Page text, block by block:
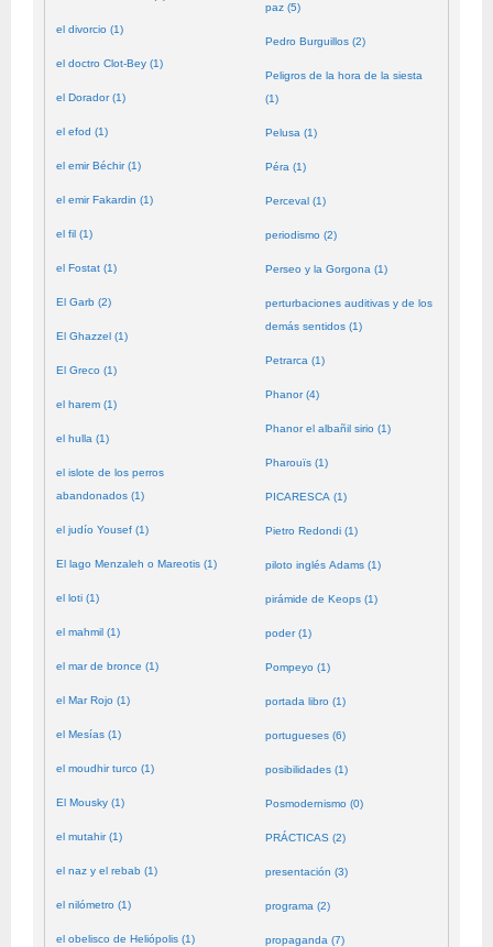
el divorcio (1)
el doctro Clot-Bey (1)
el Dorador (1)
el efod (1)
el emir Béchir (1)
el emir Fakardin (1)
el fil (1)
el Fostat (1)
El Garb (2)
El Ghazzel (1)
El Greco (1)
el harem (1)
el hulla (1)
el islote de los perros
abandonados (1)
el judío Yousef (1)
El lago Menzaleh o Mareotis (1)
el loti (1)
el mahmil (1)
el mar de bronce (1)
el Mar Rojo (1)
el Mesías (1)
el moudhir turco (1)
El Mousky (1)
el mutahir (1)
el naz y el rebab (1)
el nilómetro (1)
el obelisco de Heliópolis (1)
paz (5)
Pedro Burguillos (2)
Peligros de la hora de la siesta
(1)
Pelusa (1)
Péra (1)
Perceval (1)
periodismo (2)
Perseo y la Gorgona (1)
perturbaciones auditivas y de los
demás sentidos (1)
Petrarca (1)
Phanor (4)
Phanor el albañil sirio (1)
Pharouïs (1)
PICARESCA (1)
Pietro Redondi (1)
piloto inglés Adams (1)
pirámide de Keops (1)
poder (1)
Pompeyo (1)
portada libro (1)
portugueses (6)
posibilidades (1)
Posmodernismo (0)
PRÁCTICAS (2)
presentación (3)
programa (2)
propaganda (7)